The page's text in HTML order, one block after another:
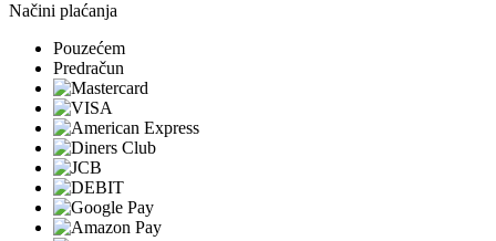
Načini plaćanja
Pouzećem
Predračun